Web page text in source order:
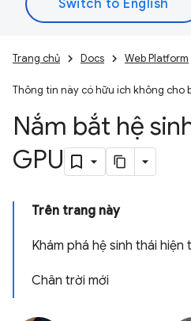
Trang chủ Docs Web Platform
Thông tin này có hữu ích không cho
Nắm bắt hệ
GPU
Trên trang này
Khám phá hệ sinh thái hiện
Chân trời mới